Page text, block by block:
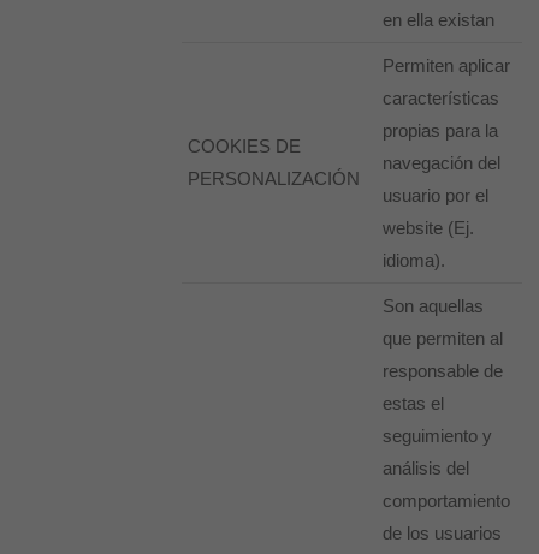
en ella existan
COOKIES DE
PERSONALIZACIÓN
Permiten aplicar
características
propias para la
navegación del
usuario por el
website (Ej.
idioma).
Son aquellas
que permiten al
responsable de
estas el
seguimiento y
análisis del
comportamiento
de los usuarios